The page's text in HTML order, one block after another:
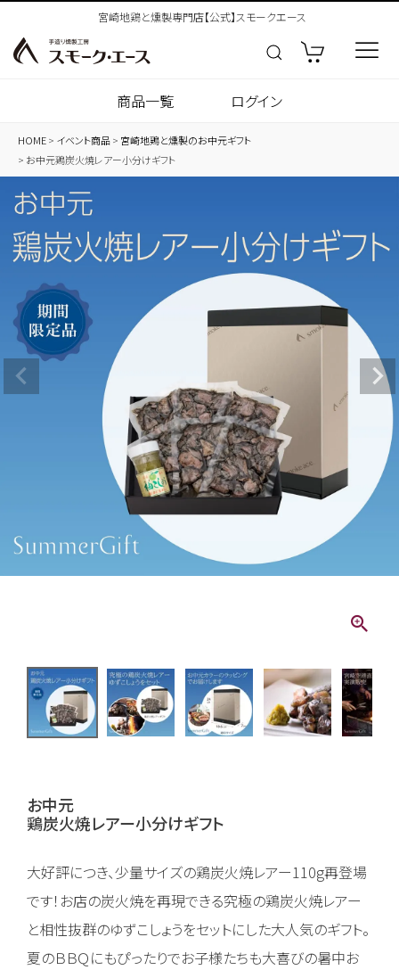
宮崎地鶏と燻製専門店【公式】スモークエース
商品一覧 ログイン
HOME イベント商品
宮崎地鶏と燻製のお中元ギフト
お中元鶏炭火焼レアー小分けギフト
お中元
鶏炭火焼レアー小分けギフト
大好評につき、少量サイズの鶏炭火焼レアー110g再登場
です！お店の炭火焼を再現できる究極の鶏炭火焼レアー
と相性抜群のゆずこしょうをセットにした大人気のギフト。
夏のＢＢＱにもぴったりでお子様たちも大喜びの暑中お